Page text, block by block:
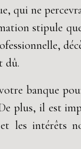
qui ne
stipule
dû.
banque
plus, il est
intérêts